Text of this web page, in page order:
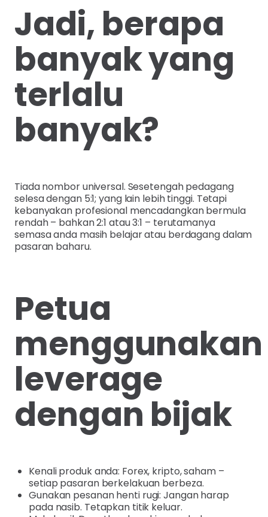
Jadi, berapa
banyak yang
terlalu
banyak?
Tiada nombor universal. Sesetengah pedagang
selesa dengan 5:1; yang lain lebih tinggi. Tetapi
kebanyakan profesional mencadangkan bermula
rendah – bahkan 2:1 atau 3:1 – terutamanya
semasa anda masih belajar atau berdagang dalam
pasaran baharu.
Petua
menggunakan
leverage
dengan bijak
Kenali produk anda: Forex, kripto, saham –
setiap pasaran berkelakuan berbeza.
Gunakan pesanan henti rugi: Jangan harap
pada nasib. Tetapkan titik keluar.